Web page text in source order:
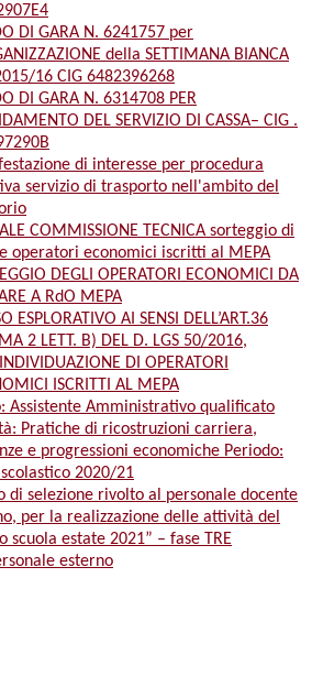
DI GARA N. 6241757 per
della SETTIMANA BIANCA
16 CIG 6482396268
DI GARA N. 6314708 PER
DEL SERVIZIO DI CASSA– CIG .
di interesse per procedura
servizio di trasporto nell'ambito del
COMMISSIONE TECNICA sorteggio di
operatori economici iscritti al MEPA
DEGLI OPERATORI ECONOMICI DA
A RdO MEPA
ESPLORATIVO AI SENSI DELL’ART.36
2 LETT. B) DEL D. LGS 50/2016,
DI OPERATORI
ISCRITTI AL MEPA
Assistente Amministrativo qualificato
Pratiche di ricostruzioni carriera,
e progressioni economiche Periodo:
2020/21
di selezione rivolto al personale docente
per la realizzazione delle attività del
scuola estate 2021” – fase TRE
esterno